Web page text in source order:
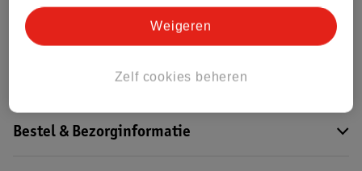
Nature Impact Score
Dit product heeft (nog) geen Nature
Bestel & Bezorginformatie
Zelf cookies beheren
Weigeren